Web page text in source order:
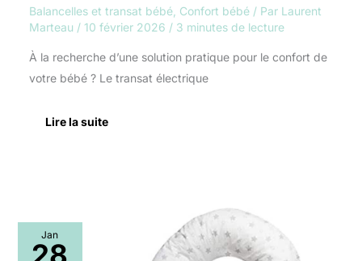
Balancelles et transat bébé, Confort bébé/ Par Laurent
Marteau / 10 février 2026 / 3 minutes de lecture
À la recherche d’une solution pratique pour le confort de
votre bébé ? Le transat électrique
Lire la suite
Jan
Test
: